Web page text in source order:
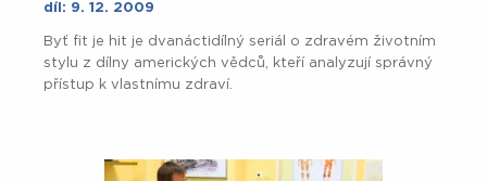
díl: 9. 12. 2009
Byť fit je hit je dvanáctidílný seriál o zdravém životním
stylu z dílny amerických vědců, kteří analyzují správný
přístup k vlastnímu zdraví.